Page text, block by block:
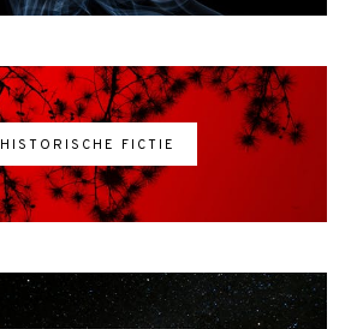
HISTORISCHE FICTIE